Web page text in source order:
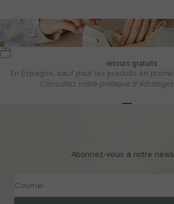
retours gratuits
En Espagne, sauf pour les produits en
Consultez notre politique
Abonnez-vous à notre
Courriel